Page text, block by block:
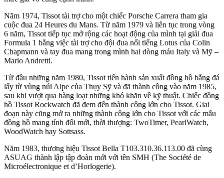
Năm 1974, Tissot tài trợ cho một chiếc Porsche Carrera tham gia
cuộc đua 24 Heures du Mans. Từ năm 1979 và liên tục trong vòng
6 năm, Tissot tiếp tục mở rộng các hoạt động của mình tại giải đua
Formula 1 bằng việc tài trợ cho đội đua nổi tiếng Lotus của Colin
Chapmann và tay đua mang trong mình hai dòng máu Italy và Mỹ –
Mario Andretti.
Từ đầu những năm 1980, Tissot tiến hành sản xuất đồng hồ bằng đá
lấy từ vùng núi Alpe của Thụy Sỹ và đã thành công vào năm 1985,
sau khi vượt qua hàng loạt những khó khăn về kỹ thuật. Chiếc đồng
hồ Tissot Rockwatch đã đem đến thành công lớn cho Tissot. Giai
đoạn này cũng mở ra những thành công lớn cho Tissot với các mẫu
đồng hồ mang tính đổi mới, thời thượng: TwoTimer, PearlWatch,
WoodWatch hay Sottsass.
Năm 1983, thương hiệu Tissot Bella T103.310.36.113.00 đã cùng
ASUAG thành lập tập đoàn mới với tên SMH (The Société de
Microélectronique et d’Horlogerie).